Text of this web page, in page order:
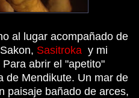
al lugar acompañado de
Sasitroka y mi
abrir el "apetito"
de Mendikute. Un mar de
paisaje bañado de arces,